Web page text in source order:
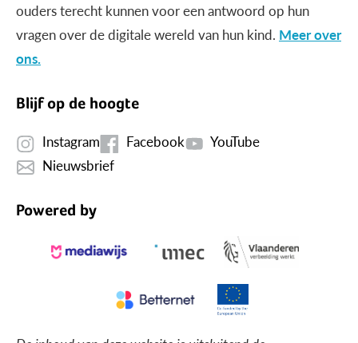
ouders terecht kunnen voor een antwoord op hun
vragen over de digitale wereld van hun kind. Meer over
ons.
Blijf op de hoogte
Instagram Facebook
YouTube
Nieuwsbrief
Powered by